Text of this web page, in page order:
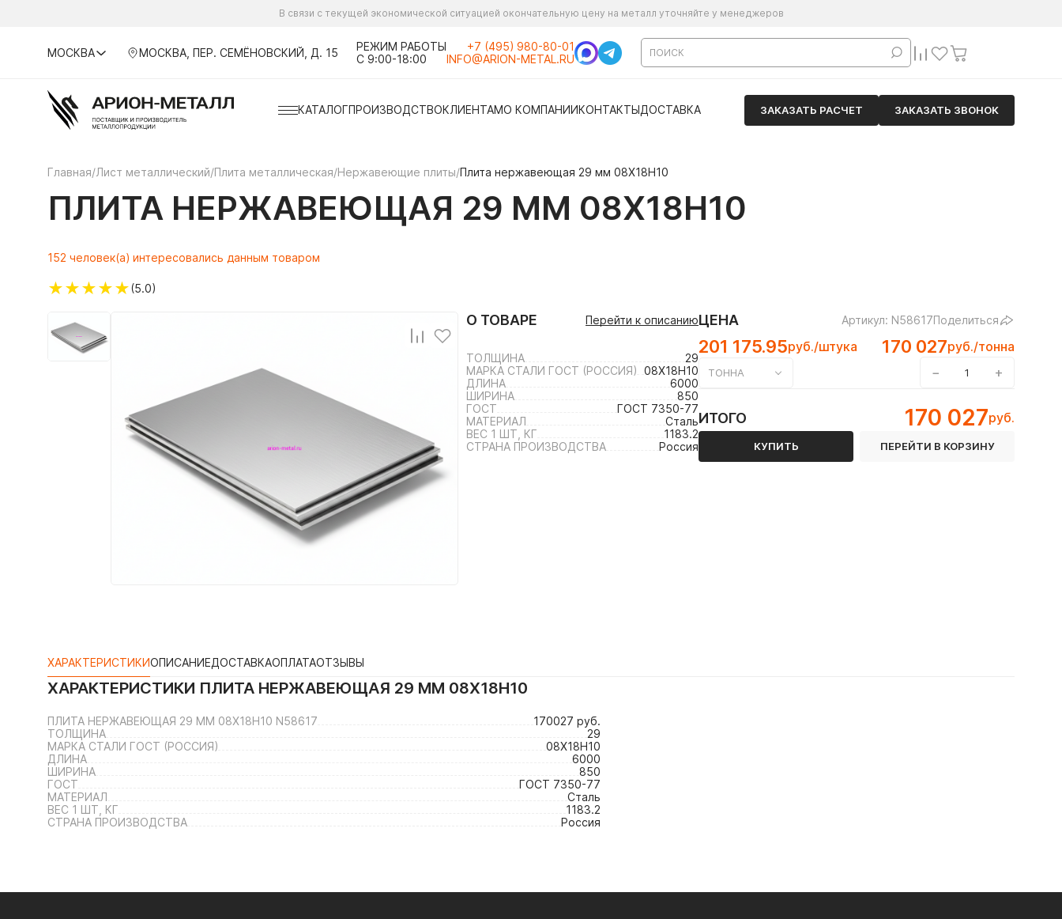
В связи с текущей экономической ситуацией окончательную цену на металл уточняйте у менеджеров
МОСКВА МОСКВА, ПЕР. СЕМЁНОВСКИЙ, Д. 15
РЕЖИМ РАБОТЫ
С 9:00-18:00
+7 (495) 980-80-01
INFO@ARION-METAL.RU
КАТАЛОГПРОИЗВОДСТВОКЛИЕНТАМО КОМПАНИИКОНТАКТЫДОСТАВКА ЗАКАЗАТЬ РАСЧЕТ ЗАКАЗАТЬ ЗВОНОК
Главная/Лист металлический/Плита металлическая/Нержавеющие плиты/Плита нержавеющая 29 мм 08Х18Н10
ПЛИТА НЕРЖАВЕЮЩАЯ 29 ММ 08Х18Н10
152 человек(а) интересовались данным товаром
★★★★★(5.0)
О ТОВАРЕ Перейти к описанию
ТОЛЩИНА
29
МАРКА СТАЛИ ГОСТ (РОССИЯ) 08Х18Н10
ДЛИНА
6000
ШИРИНА
850
ГОСТ
ГОСТ 7350-77
МАТЕРИАЛ
Сталь
ВЕС 1 ШТ, КГ
1183.2
СТРАНА ПРОИЗВОДСТВА
Россия
ЦЕНА Артикул: N58617Поделиться
201 175.95руб./штука 170 027руб./тонна
ТОННА − +
ИТОГО 170 027руб.
КУПИТЬ ПЕРЕЙТИ В КОРЗИНУ
ХАРАКТЕРИСТИКИОПИСАНИЕДОСТАВКАОПЛАТАОТЗЫВЫ
ХАРАКТЕРИСТИКИ ПЛИТА НЕРЖАВЕЮЩАЯ 29 ММ 08Х18Н10
ПЛИТА НЕРЖАВЕЮЩАЯ 29 ММ 08Х18Н10 N58617
170027 руб.
ТОЛЩИНА
29
МАРКА СТАЛИ ГОСТ (РОССИЯ)
08Х18Н10
ДЛИНА
6000
ШИРИНА
850
ГОСТ
ГОСТ 7350-77
МАТЕРИАЛ
Сталь
ВЕС 1 ШТ, КГ
1183.2
СТРАНА ПРОИЗВОДСТВА
Россия